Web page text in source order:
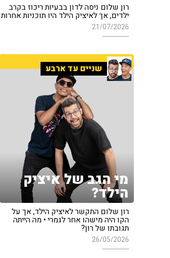
רון שלום ניסה לדון בבעיות ריכוז בקרב
ילדים, אך לאיציק הילד היו תוכניות אחרות
21/07/2026
שניים עד ארבע
מי הגב של איציק
הילד?
רון שלום התקשר לאיציק הילד, אך על
הקו היה מישהו אחר לגמרי • מה הייתה
תגובתו של רון?
26/05/2026